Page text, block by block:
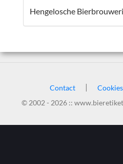
Hengelosche
Contact | Cookies
© 2002 - 2026 ::